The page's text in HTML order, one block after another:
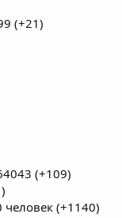
(+21)
(+109)
(+1140)